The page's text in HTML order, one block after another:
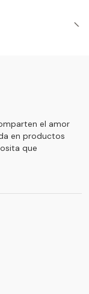
el amor
en productos
que